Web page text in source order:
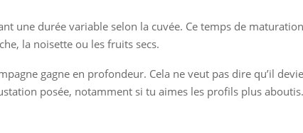
une durée variable selon la cuvée. Ce temps de
la noisette ou les fruits secs.
gagne en profondeur. Cela ne veut pas dire qu’il
posée, notamment si tu aimes les profils plus aboutis.